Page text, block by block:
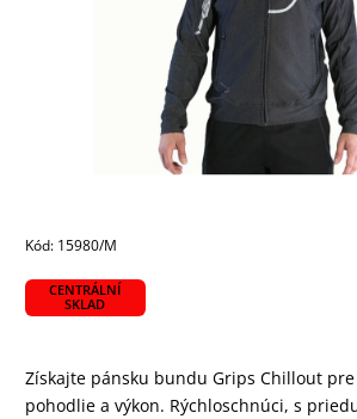
Kód: 15980/M
CENTRÁLNÍ
SKLAD
Získajte pánsku bundu Grips Chillout
pohodlie a výkon. Rýchloschnúci, s